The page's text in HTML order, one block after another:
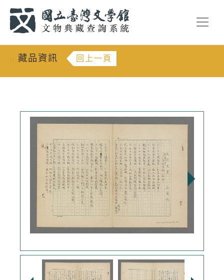
::: 藏品資訊 回上一頁